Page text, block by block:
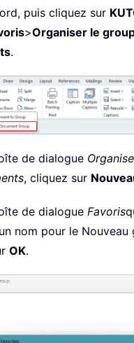
puis cliquez sur
>Organiser le
.
de dialogue
, cliquez sur
de dialogue Favoris
nom pour le Nouveau
OK.